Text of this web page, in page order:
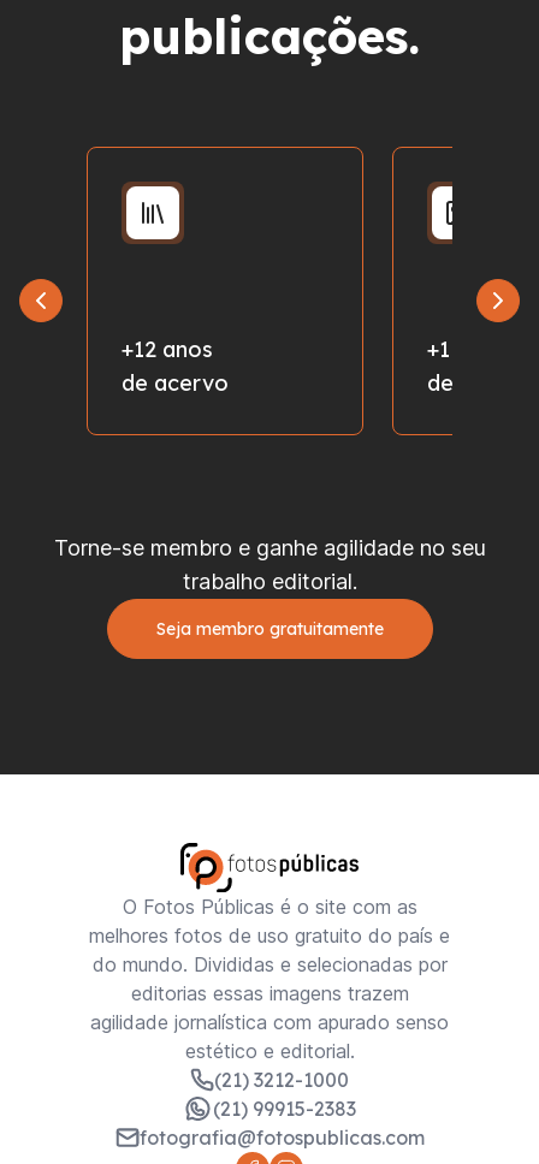
publicações.
+12 anos
de acervo
+1 milhão
de fotos
Torne-se membro e ganhe agilidade no seu
trabalho editorial.
Seja membro gratuitamente
O Fotos Públicas é o site com as
melhores fotos de uso gratuito do país e
do mundo. Divididas e selecionadas por
editorias essas imagens trazem
agilidade jornalística com apurado senso
estético e editorial.
(21) 3212-1000
(21) 99915-2383
fotografia@fotospublicas.com